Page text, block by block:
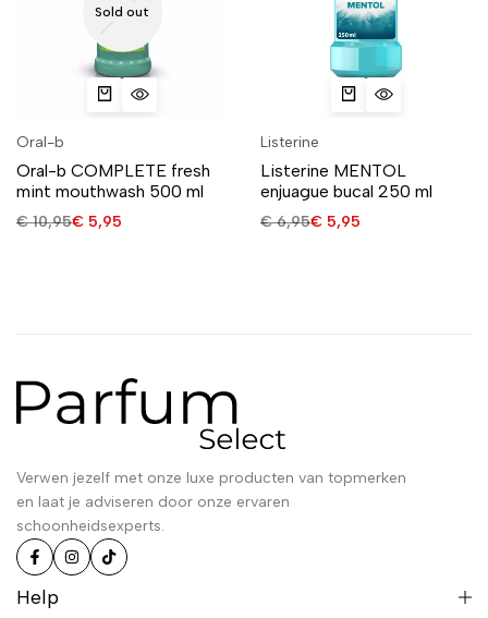
Sold out
Oral-b
Oral-b COMPLETE fresh
mint mouthwash 500 ml
€10,95€ 5,95
Listerine
Listerine MENTOL
enjuague bucal 250 ml
€6,95€ 5,95
Verwen jezelf met onze luxe producten van topmerken
en laat je adviseren door onze ervaren
schoonheidsexperts.
Help